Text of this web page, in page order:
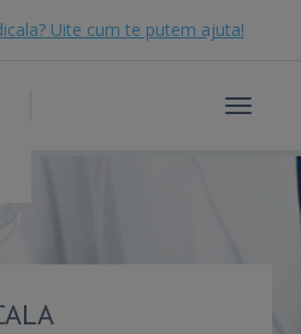
Uite cum te putem ajuta!
Toggle